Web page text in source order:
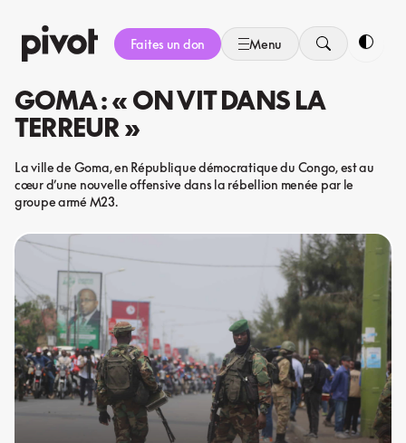
au
contenu
Faites un don Menu
GOMA : « ON VIT DANS LA
TERREUR »
La ville de Goma, en République démocratique du Congo, est au
cœur d’une nouvelle offensive dans la rébellion menée par le
groupe armé M23.